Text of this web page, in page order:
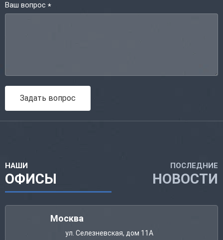
Ваш вопрос *
Задать вопрос
НАШИ
ОФИСЫ
ПОСЛЕДНИЕ
НОВОСТИ
Москва
ул. Селезневская, дом 11А